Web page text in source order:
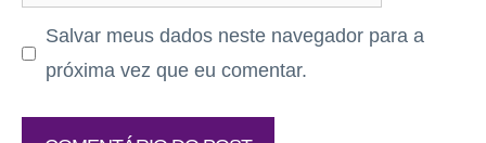
Salvar meus dados neste navegador para a
próxima vez que eu comentar.